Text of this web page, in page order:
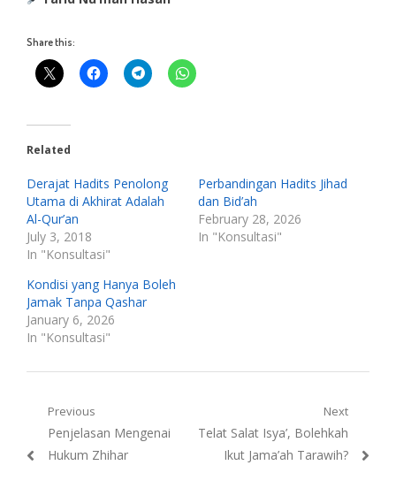
Share this:
Related
Derajat Hadits Penolong
Utama di Akhirat Adalah
Al-Qur’an
July 3, 2018
In "Konsultasi"
Perbandingan Hadits Jihad
dan Bid’ah
February 28, 2026
In "Konsultasi"
Kondisi yang Hanya Boleh
Jamak Tanpa Qashar
January 6, 2026
In "Konsultasi"
Post
navigation
Previous
Previous
post:
Penjelasan Mengenai
Hukum Zhihar
Next
Next
Telat Salat Isya’, Bolehkah
Ikut Jama’ah Tarawih?